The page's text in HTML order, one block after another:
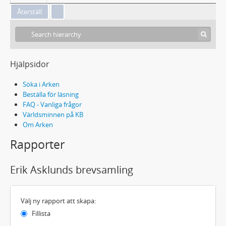
Hjälpsidor
Söka i Arken
Beställa för läsning
FAQ - Vanliga frågor
Världsminnen på KB
Om Arken
Rapporter
Erik Asklunds brevsamling
Välj ny rapport att skapa:
Fillista